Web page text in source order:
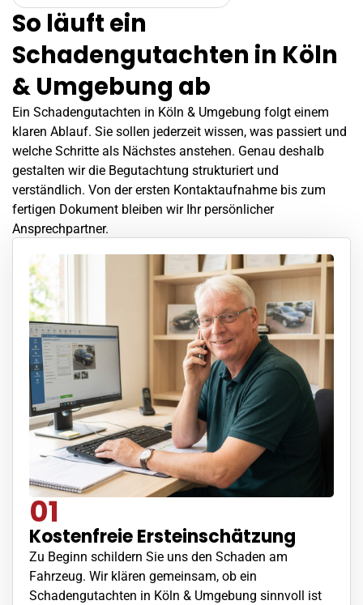
So läuft ein
Schadengutachten in Köln
& Umgebung ab
Ein Schadengutachten in Köln & Umgebung folgt einem
klaren Ablauf. Sie sollen jederzeit wissen, was passiert und
welche Schritte als Nächstes anstehen. Genau deshalb
gestalten wir die Begutachtung strukturiert und
verständlich. Von der ersten Kontaktaufnahme bis zum
fertigen Dokument bleiben wir Ihr persönlicher
Ansprechpartner.
01
Kostenfreie Ersteinschätzung
Zu Beginn schildern Sie uns den Schaden am
Fahrzeug. Wir klären gemeinsam, ob ein
Schadengutachten in Köln & Umgebung sinnvoll ist